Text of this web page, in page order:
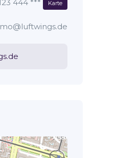
444 *** Karte